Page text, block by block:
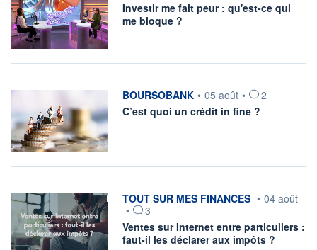
Investir me fait peur : qu'est-ce qui
me bloque ?
information fournie par
BOURSOBANK • 05 août •
2
C’est quoi un crédit in fine ?
information fournie par
TOUT SUR MES FINANCES • 04 août
•
3
Ventes sur Internet entre particuliers :
faut-il les déclarer aux impôts ?